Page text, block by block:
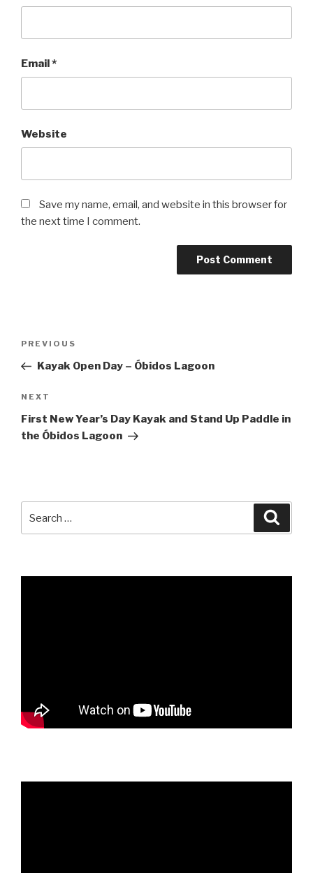
Email*
Website
Save my name, email, and website in this browser for
the next time I comment.
Previous
Post
PREVIOUS
Kayak Open Day – Óbidos Lagoon
Next
Post
NEXT
First New Year’s Day Kayak and Stand Up Paddle in
the Óbidos Lagoon